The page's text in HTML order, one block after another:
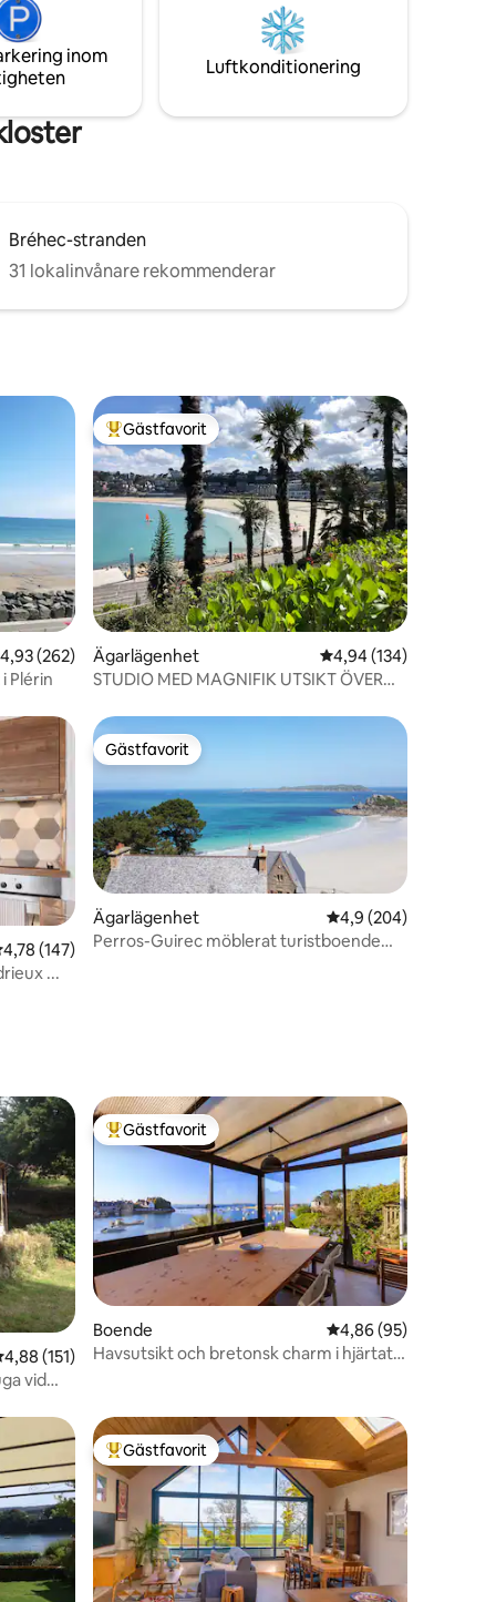
bordtennisbord privat parkering med
elektrisk laddningsstation.
inom
Luftkonditionering
Bréhec-stranden
31 lokalinvånare rekommenderar
av 5 i genomsnittligt betyg, 262 omdömen
4,93 (262)
Plérin
Populär gästfavorit
Gästfavorit
Ägarlägenhet 4,94 av 5 i
4,94 (134)
STUDIO MED MAGNIFIK UTSIKT ÖVER
av 5 i genomsnittligt betyg, 147 omdömen
4,78 (147)
...
Gästfavorit
Gästfavorit
Ägarlägenhet 4,9 av 5 i
4,9 (204)
Perros-Guirec möblerat turistboende
av 5 i genomsnittligt betyg, 151 omdömen
4,88 (151)
vid
Populär gästfavorit
Gästfavorit
Boende 4,86 av 5 i
4,86 (95)
Havsutsikt och bretonsk charm i hjärtat
Populär gästfavorit
Gästfavorit